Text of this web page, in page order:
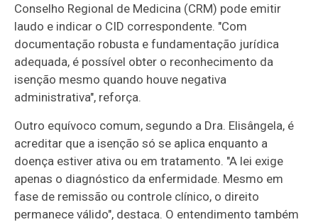
Conselho Regional de Medicina (CRM) pode emitir
laudo e indicar o CID correspondente. "Com
documentação robusta e fundamentação jurídica
adequada, é possível obter o reconhecimento da
isenção mesmo quando houve negativa
administrativa", reforça.
Outro equívoco comum, segundo a Dra. Elisângela, é
acreditar que a isenção só se aplica enquanto a
doença estiver ativa ou em tratamento. "A lei exige
apenas o diagnóstico da enfermidade. Mesmo em
fase de remissão ou controle clínico, o direito
permanece válido", destaca. O entendimento também